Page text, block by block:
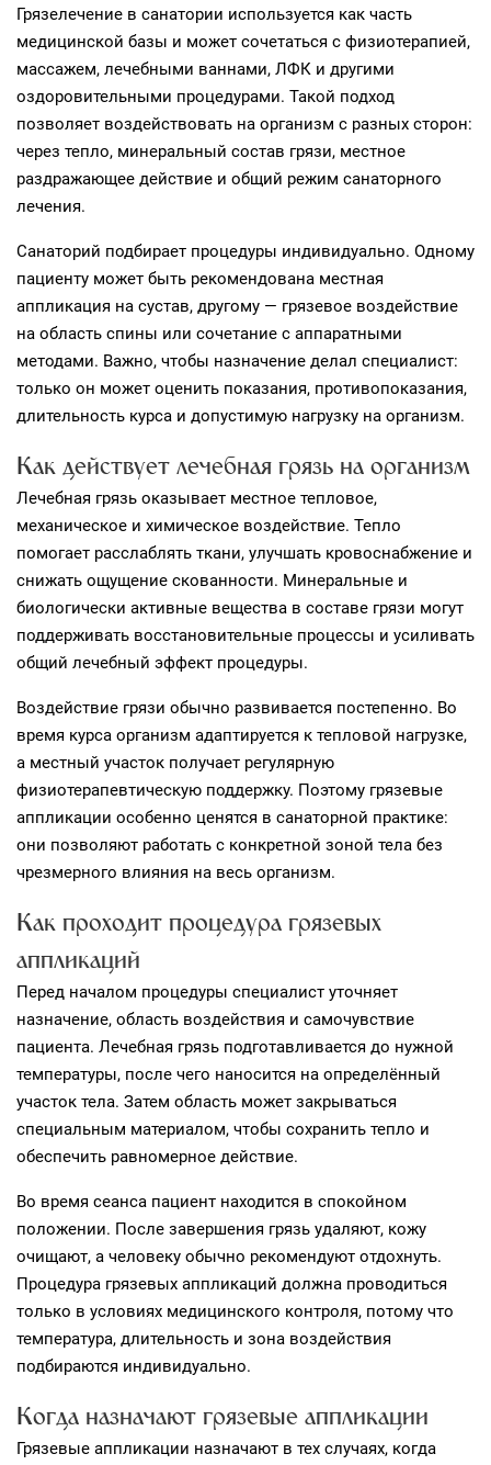
Грязелечение в санатории используется как часть
медицинской базы и может сочетаться с физиотерапией,
массажем, лечебными ваннами, ЛФК и другими
оздоровительными процедурами. Такой подход
позволяет воздействовать на организм с разных сторон:
через тепло, минеральный состав грязи, местное
раздражающее действие и общий режим санаторного
лечения.
Санаторий подбирает процедуры индивидуально. Одному
пациенту может быть рекомендована местная
аппликация на сустав, другому — грязевое воздействие
на область спины или сочетание с аппаратными
методами. Важно, чтобы назначение делал специалист:
только он может оценить показания, противопоказания,
длительность курса и допустимую нагрузку на организм.
Как действует лечебная грязь на организм
Лечебная грязь оказывает местное тепловое,
механическое и химическое воздействие. Тепло
помогает расслаблять ткани, улучшать кровоснабжение и
снижать ощущение скованности. Минеральные и
биологически активные вещества в составе грязи могут
поддерживать восстановительные процессы и усиливать
общий лечебный эффект процедуры.
Воздействие грязи обычно развивается постепенно. Во
время курса организм адаптируется к тепловой нагрузке,
а местный участок получает регулярную
физиотерапевтическую поддержку. Поэтому грязевые
аппликации особенно ценятся в санаторной практике:
они позволяют работать с конкретной зоной тела без
чрезмерного влияния на весь организм.
Как проходит процедура грязевых
аппликаций
Перед началом процедуры специалист уточняет
назначение, область воздействия и самочувствие
пациента. Лечебная грязь подготавливается до нужной
температуры, после чего наносится на определённый
участок тела. Затем область может закрываться
специальным материалом, чтобы сохранить тепло и
обеспечить равномерное действие.
Во время сеанса пациент находится в спокойном
положении. После завершения грязь удаляют, кожу
очищают, а человеку обычно рекомендуют отдохнуть.
Процедура грязевых аппликаций должна проводиться
только в условиях медицинского контроля, потому что
температура, длительность и зона воздействия
подбираются индивидуально.
Когда назначают грязевые аппликации
Грязевые аппликации назначают в тех случаях, когда